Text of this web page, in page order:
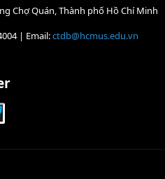
Chợ Quán, Thành phố Hồ Chí Minh
| Email:ctdb@hcmus.edu.vn